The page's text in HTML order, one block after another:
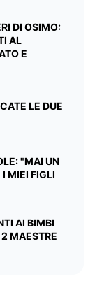
DI OSIMO:
AL
E
LE DUE
"MAI UN
MIEI FIGLI
AI BIMBI
MAESTRE